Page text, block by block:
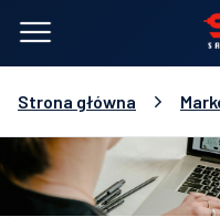
Strona główna